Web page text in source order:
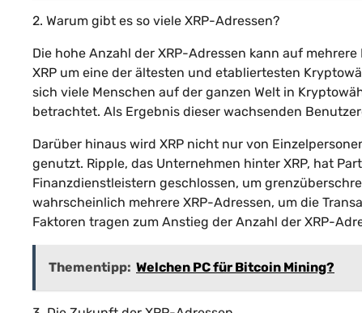
2. Warum gibt es so viele XRP-Adressen?
Die hohe Anzahl der XRP-Adressen kann auf
XRP um eine der ältesten und etabliertesten
sich viele Menschen auf der ganzen Welt in
betrachtet. Als Ergebnis dieser wachsenden
Darüber hinaus wird XRP nicht nur von
genutzt. Ripple, das Unternehmen hinter XRP, hat
Finanzdienstleistern geschlossen, um
wahrscheinlich mehrere XRP-Adressen, um die
Faktoren tragen zum Anstieg der Anzahl der XRP-
Thementipp: Welchen PC für Bitcoin Mining?